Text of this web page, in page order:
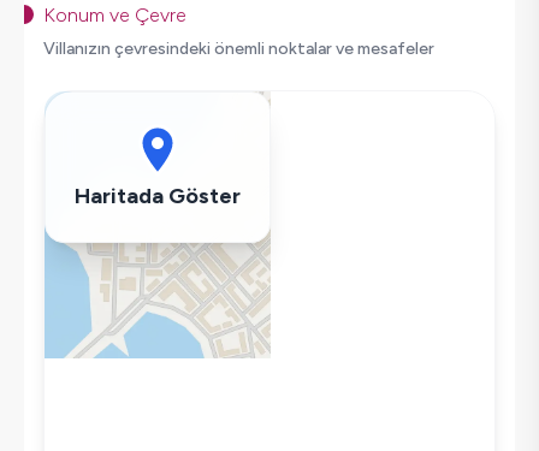
Kapalı Havuz
Barbekü
Doğa Manzaralı
Çamaşır Makinesi
Buzdolabı
Klima
Wifi / İnternet
Konum ve Çevre
Villanızın çevresindeki önemli noktalar ve mesafeler
Haritada Göster